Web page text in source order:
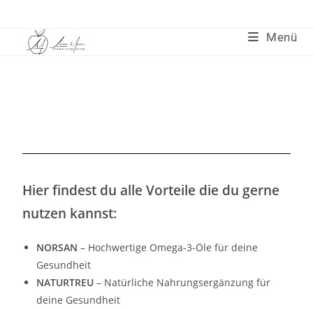
Menü
Hier findest du alle Vorteile die du gerne
nutzen kannst:
NORSAN – Hochwertige Omega-3-Öle für deine
Gesundheit
NATURTREU – Natürliche Nahrungsergänzung für
deine Gesundheit